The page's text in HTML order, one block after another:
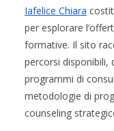
Iafelice Chiara
per esplorare
formative. Il sito
percorsi disponibili,
programmi di
metodologie di
counseling